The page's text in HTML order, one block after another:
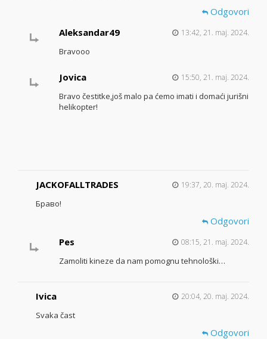
Odgovori
Aleksandar49
13:42, 21. maj. 2024.
Bravooo
Jovica 15:50, 21. maj. 2024.
Bravo čestitke,još malo pa ćemo imati i domaći jurišni
helikopter!
JACKOFALLTRADES 19:37, 20. maj. 2024.
Браво!
Odgovori
Pes
08:15, 21. maj. 2024.
Zamoliti kineze da nam pomognu tehnološki…
Ivica 20:04, 20. maj. 2024.
Svaka čast
Odgovori